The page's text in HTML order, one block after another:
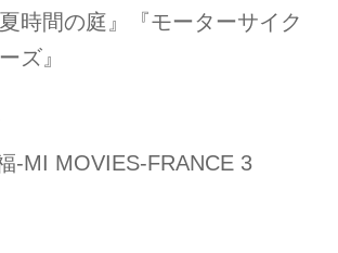
時間の庭』『モーターサイク
ズ』
-MI MOVIES-FRANCE 3